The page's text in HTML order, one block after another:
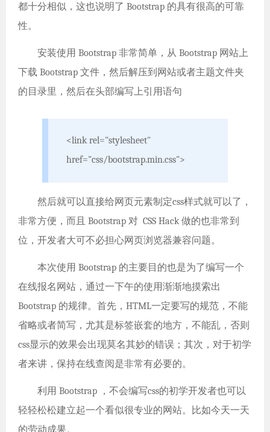
都十分相似，这也说明了 Bootstrap 的具有很高的可靠
性。
安装使用 Bootstrap 非常简单，从 Bootstrap 网站上
下载 Bootstrap 文件，然后解压到网站或者主题文件夹
的目录里，然后在头部编写上引用语句
<link rel="stylesheet"
href="css/bootstrap.min.css">
然后就可以直接给网页元素制定css样式就可以了，
非常方便，而且 Bootstrap 对 CSS Hack 做的也非常到
位，开发者大可不必担心网页浏览器兼容问题。
本次使用 Bootstrap 的主要目的也是为了编写一个
在线报名网站，通过一下午的使用渐渐地摸索出
Bootstrap 的规律。首先，HTML一定要写的规范，不能
省略或者简写，尤其是标签嵌套的地方，不能乱，否则
css显示的效果会出现莫名其妙的错误；其次，对于初学
者来讲，保持在线查阅是非常有必要的。
利用 Bootstrap ，不会编写css的初学开发者也可以
轻轻松松建立起一个看似很专业的网站。比如今天一天
的劳动成果。